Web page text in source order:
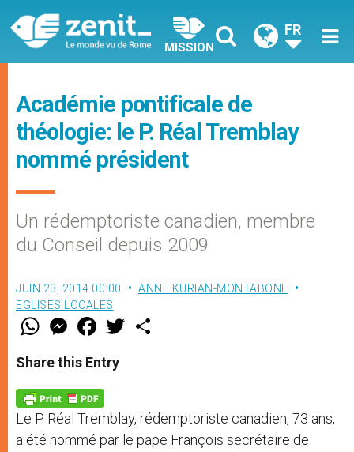
MISSION
FR
Académie pontificale de
théologie: le P. Réal Tremblay
nommé président
Un rédemptoriste canadien, membre
du Conseil depuis 2009
JUIN 23, 2014 00:00
ANNE KURIAN-MONTABONE
EGLISES LOCALES
W
t
s
p
p
M
e
s
e
g
e
r
F
a
e
b
o
k
w
Share this Entry
Le P. Réal Tremblay, rédemptoriste canadien, 73 ans,
a été nommé par le pape François secrétaire de